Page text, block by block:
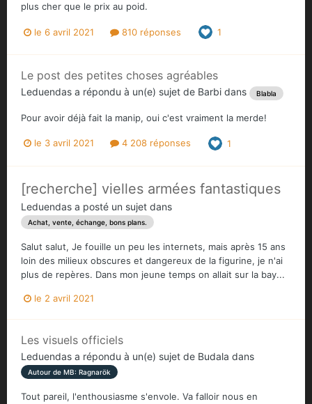
plus cher que le prix au poid.
le 6 avril 2021 810 réponses 1
Le post des petites choses agréables
Leduendas a répondu à un(e) sujet de Barbi dans Blabla
Pour avoir déjà fait la manip, oui c'est vraiment la merde!
le 3 avril 2021 4 208 réponses 1
[recherche] vielles armées fantastiques
Leduendas a posté un sujet dans
Achat, vente, échange, bons plans.
Salut salut, Je fouille un peu les internets, mais après 15 ans
loin des milieux obscures et dangereux de la figurine, je n'ai
plus de repères. Dans mon jeune temps on allait sur la bay...
le 2 avril 2021
Les visuels officiels
Leduendas a répondu à un(e) sujet de Budala dans
Autour de MB: Ragnarök
Tout pareil, l'enthousiasme s'envole. Va falloir nous en